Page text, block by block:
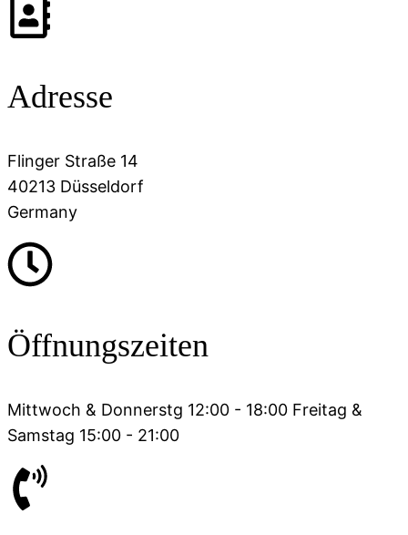
Adresse
Flinger Straße 14
40213 Düsseldorf
Germany
Öffnungszeiten
Mittwoch & Donnerstg 12:00 - 18:00 Freitag &
Samstag 15:00 - 21:00